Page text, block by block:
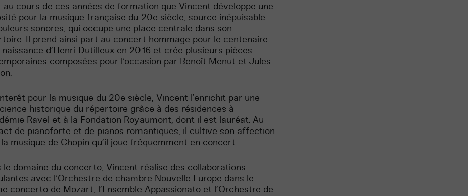
au cours de ces années de formation que Vincent développe une
pour la musique française du 20e siècle, source inépuisable
sonores, qui occupe une place centrale dans son
Il prend ainsi part au concert hommage pour le centenaire
naissance d’Henri Dutilleux en 2016 et crée plusieurs pièces
composées pour l’occasion par Benoît Menut et Jules
pour la musique du 20e siècle, Vincent l’enrichit par une
historique du répertoire grâce à des résidences à
Ravel et à la Fondation Royaumont, dont il est lauréat. Au
de pianoforte et de pianos romantiques, il cultive son affection
musique de Chopin qu’il joue fréquemment en concert.
le domaine du concerto, Vincent réalise des collaborations
avec l’Orchestre de chambre Nouvelle Europe dans le
concerto de Mozart, l’Ensemble Appassionato et l’Orchestre de